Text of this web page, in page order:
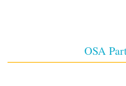
OSA